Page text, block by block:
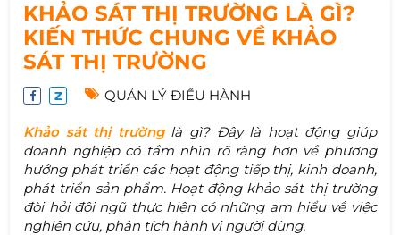
KHẢO SÁT THỊ TRƯỜNG LÀ GÌ?
KIẾN THỨC CHUNG VỀ KHẢO
SÁT THỊ TRƯỜNG
QUẢN LÝ ĐIỀU HÀNH
Khảo sát thị trường là gì? Đây là hoạt động giúp
doanh nghiệp có tầm nhìn rõ ràng hơn về phương
hướng phát triển các hoạt động tiếp thị, kinh doanh,
phát triển sản phẩm. Hoạt động khảo sát thị trường
đòi hỏi đội ngũ thực hiện có những am hiểu về việc
nghiên cứu, phân tích hành vi người dùng.